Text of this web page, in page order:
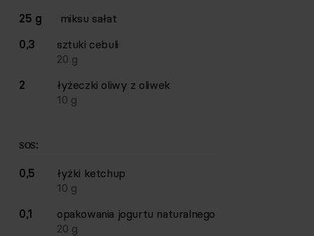
25 g
miksu sałat
0,3
sztuki cebuli
20 g
2
łyżeczki oliwy z oliwek
10 g
sos:
0,5 łyżki ketchup
10 g
0,1
opakowania jogurtu naturalnego
20 g